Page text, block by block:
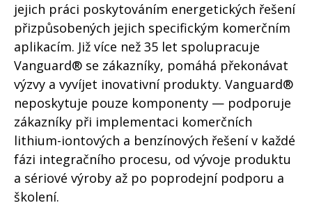
jejich práci poskytováním energetických řešení
přizpůsobených jejich specifickým komerčním
aplikacím. Již více než 35 let spolupracuje
Vanguard® se zákazníky, pomáhá překonávat
výzvy a vyvíjet inovativní produkty. Vanguard®
neposkytuje pouze komponenty — podporuje
zákazníky při implementaci komerčních
lithium-iontových a benzínových řešení v každé
fázi integračního procesu, od vývoje produktu
a sériové výroby až po poprodejní podporu a
školení.